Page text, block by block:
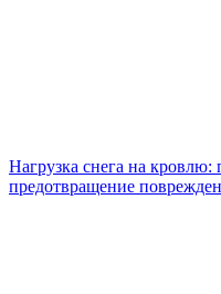
Нагрузка снега на кровлю:
предотвращение